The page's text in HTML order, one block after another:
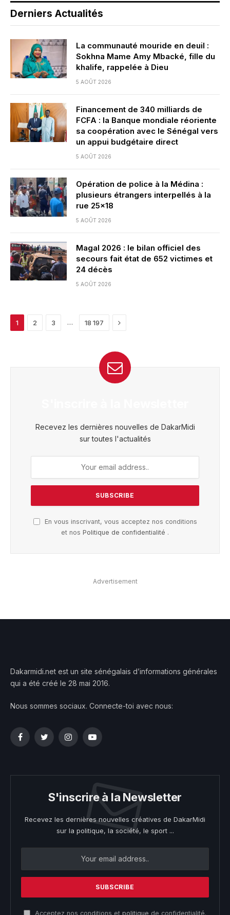
Derniers Actualités
La communauté mouride en deuil :
Sokhna Mame Amy Mbacké, fille du
khalife, rappelée à Dieu
5 AOÛT 2026
Financement de 340 milliards de
FCFA : la Banque mondiale réoriente
sa coopération avec le Sénégal vers
un appui budgétaire direct
5 AOÛT 2026
Opération de police à la Médina :
plusieurs étrangers interpellés à la
rue 25×18
5 AOÛT 2026
Magal 2026 : le bilan officiel des
secours fait état de 652 victimes et
24 décès
5 AOÛT 2026
1 2 3 … 18 197 Next
Recevez les dernières nouvelles de DakarMidi
sur toutes l'actualités
En vous inscrivant, vous acceptez nos conditions
et nos Politique de confidentialité .
Advertisement
Dakarmidi.net est un site sénégalais d’informations générales
qui a été créé le 28 mai 2016.
Nous sommes sociaux. Connecte-toi avec nous:
FacebookTwitterInstagramYouTube
S'inscrire à la Newsletter
Recevez les dernières nouvelles créatives de DakarMidi
sur la politique, la société, le sport ...
Acceptez nos conditions et politique de confidentialité.